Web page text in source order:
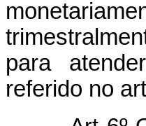
para
referido no